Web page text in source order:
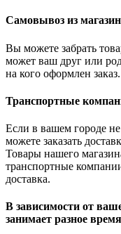
Самовывоз из
Вы можете забрать
может ваш друг или
на кого оформлен заказ.
Транспортные
Если в вашем городе
можете заказать
Товары нашего
транспортные
доставка.
В зависимости от
занимает разное